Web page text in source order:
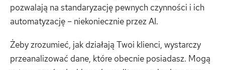
pozwalają na standaryzację pewnych czynności i ich
automatyzację – niekoniecznie przez AI.
Żeby zrozumieć, jak działają Twoi klienci, wystarczy
przeanalizować dane, które obecnie posiadasz. Mogą